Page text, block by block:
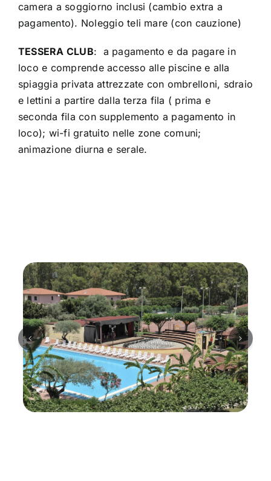
camera a soggiorno inclusi (cambio extra a
pagamento). Noleggio teli mare (con cauzione)
TESSERA CLUB: a pagamento e da pagare in
loco e comprende accesso alle piscine e alla
spiaggia privata attrezzate con ombrelloni, sdraio
e lettini a partire dalla terza fila ( prima e
seconda fila con supplemento a pagamento in
loco); wi-fi gratuito nelle zone comuni;
animazione diurna e serale.